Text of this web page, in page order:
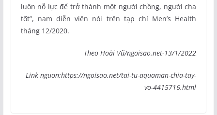
luôn nỗ lực để trở thành một người chồng, người cha
tốt”, nam diễn viên nói trên tạp chí Men’s Health
tháng 12/2020.
Theo Hoài Vũ/ngoisao.net-13/1/2022
Link nguon:https://ngoisao.net/tai-tu-aquaman-chia-tay-
vo-4415716.html